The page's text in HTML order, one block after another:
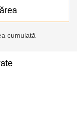
cumulată